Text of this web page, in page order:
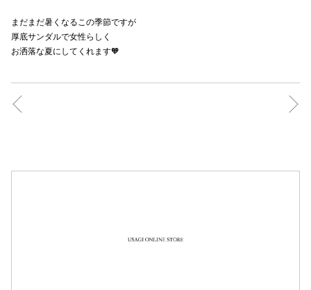
まだまだ暑くなるこの季節ですが
厚底サンダルで女性らしく
お洒落な夏にしてくれます🧡